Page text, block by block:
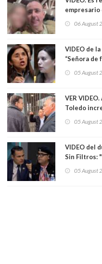
empresario
al "ring
06 August
VIDEO de
“Señora de
senadoras
05 August
VER
Toledo
delegado
05 August
VIDEO del
Sin Filtros:
05 August